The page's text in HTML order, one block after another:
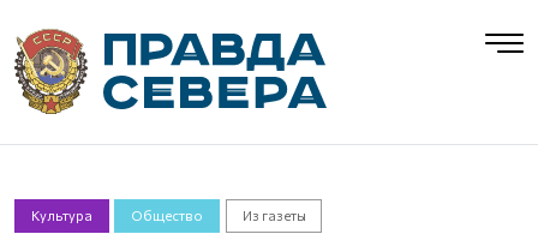
Культура Общество Из газеты